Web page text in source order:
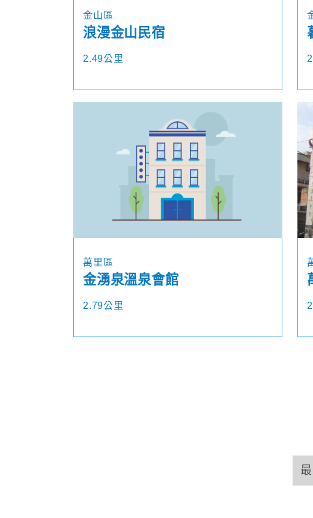
金山區
浪漫金山民宿
2.49公里
萬里區
金湧泉溫泉會館
2.79公里